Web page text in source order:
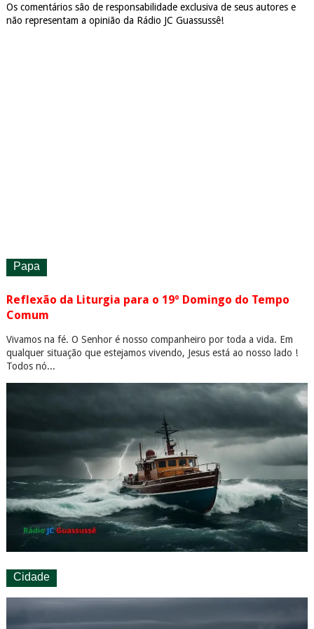
Os comentários são de responsabilidade exclusiva de seus autores e
não representam a opinião da Rádio JC Guassussê!
Papa
Reflexão da Liturgia para o 19º Domingo do Tempo
Comum
Vivamos na fé. O Senhor é nosso companheiro por toda a vida. Em
qualquer situação que estejamos vivendo, Jesus está ao nosso lado !
Todos nó...
Cidade